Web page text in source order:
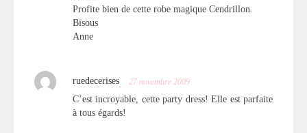
Profite bien de cette robe magique Cendrillon.
Bisous
Anne
ruedecerises 27 novembre 2009
C’est incroyable, cette party dress! Elle est parfaite
à tous égards!